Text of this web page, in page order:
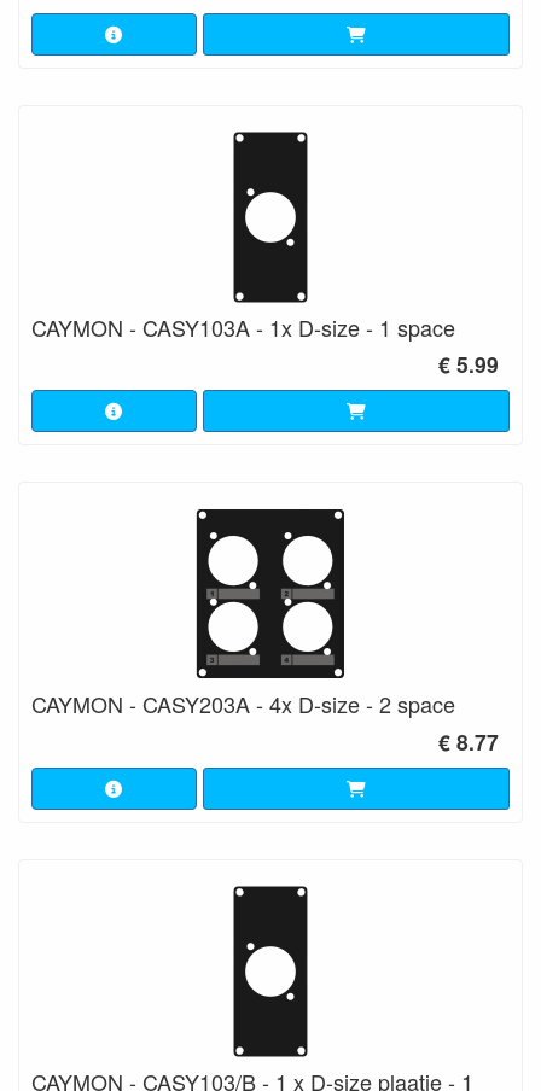
CAYMON - CASY103A - 1x D-size - 1 space
€ 5.99
CAYMON - CASY203A - 4x D-size - 2 space
€ 8.77
CAYMON - CASY103/B - 1 x D-size plaatje - 1